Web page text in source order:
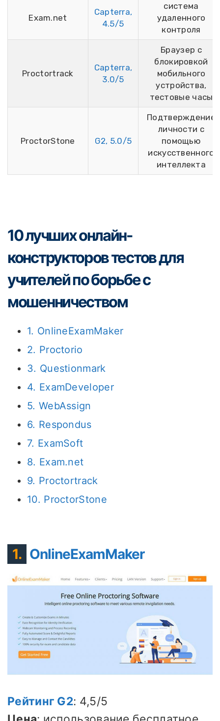
Exam.net
Capterra,
4.5/5
система
удаленного
контроля
Proctortrack
Capterra,
3.0/5
Браузер с
блокировкой
мобильного
устройства,
тестовые часы
ProctorStone G2, 5.0/5
Подтверждение
личности с
помощью
искусственного
интеллекта
10 лучших онлайн-
конструкторов тестов для
учителей по борьбе с
мошенничеством
1. OnlineExamMaker
2. Proctorio
3. Questionmark
4. ExamDeveloper
5. WebAssign
6. Respondus
7. ExamSoft
8. Exam.net
9. Proctortrack
10. ProctorStone
1. OnlineExamMaker
Рейтинг G2: 4,5/5